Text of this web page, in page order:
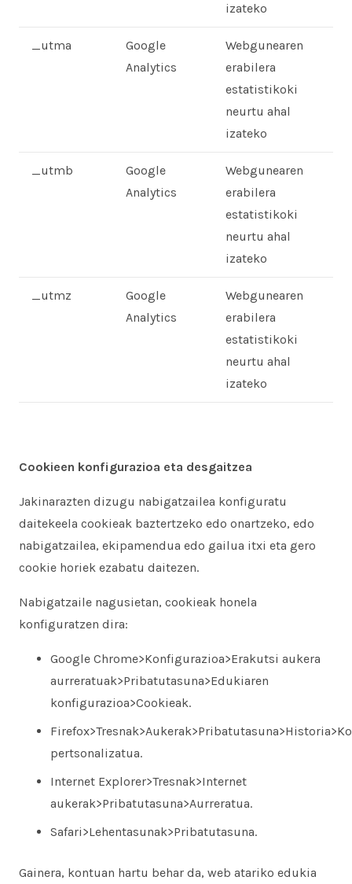
izateko
_utma
Google
Analytics
Webgunearen
erabilera
estatistikoki
neurtu ahal
izateko
_utmb
Google
Analytics
Webgunearen
erabilera
estatistikoki
neurtu ahal
izateko
_utmz
Google
Analytics
Webgunearen
erabilera
estatistikoki
neurtu ahal
izateko
Cookieen konfigurazioa eta desgaitzea
Jakinarazten dizugu nabigatzailea konfiguratu
daitekeela cookieak baztertzeko edo onartzeko, edo
nabigatzailea, ekipamendua edo gailua itxi eta gero
cookie horiek ezabatu daitezen.
Nabigatzaile nagusietan, cookieak honela
konfiguratzen dira:
Google Chrome>Konfigurazioa>Erakutsi aukera
aurreratuak>Pribatutasuna>Edukiaren
konfigurazioa>Cookieak.
pertsonalizatua.
Internet Explorer>Tresnak>Internet
aukerak>Pribatutasuna>Aurreratua.
Safari>Lehentasunak>Pribatutasuna.
Gainera, kontuan hartu behar da, web atariko edukia